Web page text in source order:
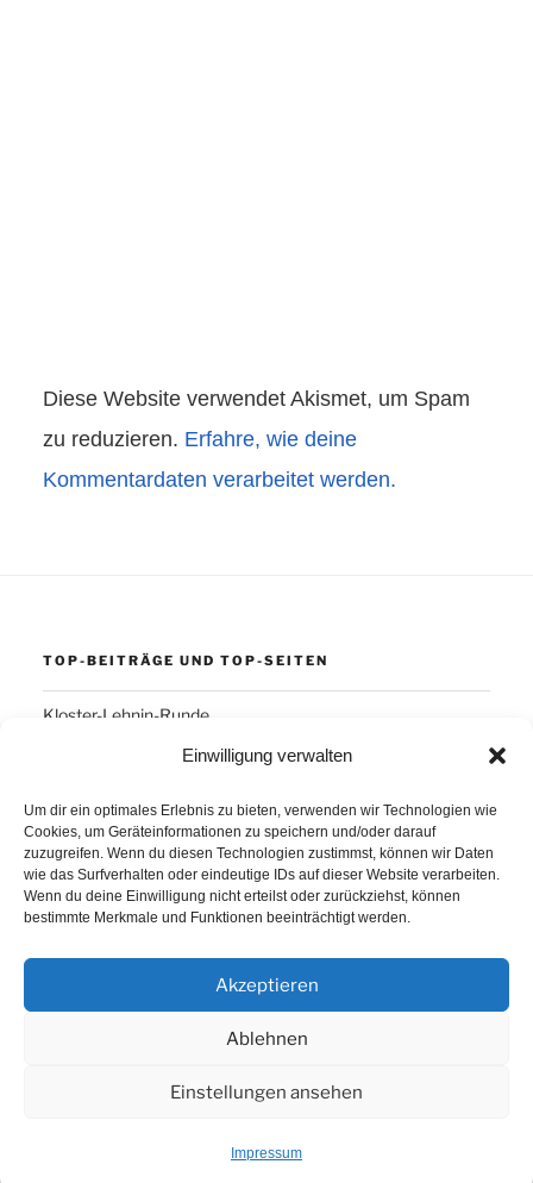
Einwilligung verwalten
Um dir ein optimales Erlebnis zu bieten, verwenden wir Technologien wie
Cookies, um Geräteinformationen zu speichern und/oder darauf
zuzugreifen. Wenn du diesen Technologien zustimmst, können wir Daten
wie das Surfverhalten oder eindeutige IDs auf dieser Website verarbeiten.
Wenn du deine Einwilligung nicht erteilst oder zurückziehst, können
bestimmte Merkmale und Funktionen beeinträchtigt werden.
Akzeptieren
Ablehnen
Einstellungen ansehen
Impressum
Diese Website verwendet Akismet, um Spam
zu reduzieren. Erfahre, wie deine
Kommentardaten verarbeitet werden.
TOP-BEITRÄGE UND TOP-SEITEN
Kloster-Lehnin-Runde
Arber Daum Ergo 8i ErgoPlanet Frühsport
Havanna Kuba Laufen Los Angeles